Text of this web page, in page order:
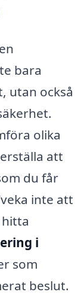
bara
utan också
olika
att
du får
inte att
i
som
beslut.